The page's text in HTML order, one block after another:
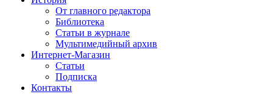
От главного редактора
Библиотека
Статьи в журнале
Мультимедийный архив
Интернет-Магазин
Статьи
Подписка
Контакты